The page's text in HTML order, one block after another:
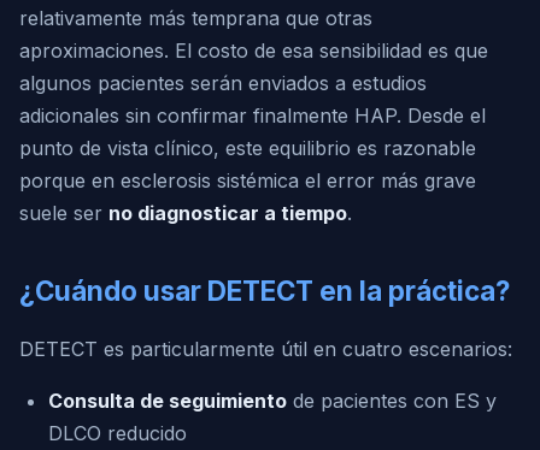
relativamente más temprana que otras
aproximaciones. El costo de esa sensibilidad es que
algunos pacientes serán enviados a estudios
adicionales sin confirmar finalmente HAP. Desde el
punto de vista clínico, este equilibrio es razonable
porque en esclerosis sistémica el error más grave
suele ser no diagnosticar a tiempo.
¿Cuándo usar DETECT en la práctica?
DETECT es particularmente útil en cuatro escenarios:
Consulta de seguimiento de pacientes con ES y
DLCO reducido